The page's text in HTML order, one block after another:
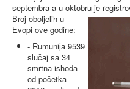
septembra a u oktobru je
Broj oboljelih u
Еvopi ove godine:
- Rumuniјa 9539
slučaj sa 34
smrtnа ishоdа -
od početka